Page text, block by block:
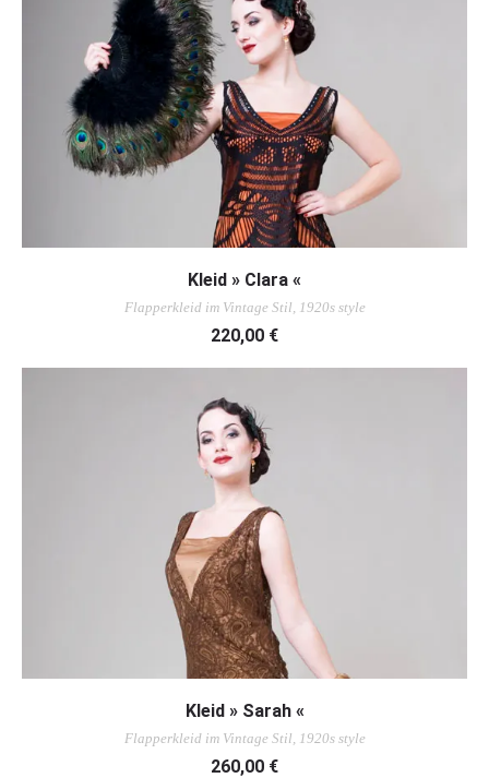
AUSFÜHRUNG WÄHLEN
Kleid » Clara «
Flapperkleid im Vintage Stil, 1920s style
220,00 €
AUSFÜHRUNG WÄHLEN
Kleid » Sarah «
Flapperkleid im Vintage Stil, 1920s style
260,00 €